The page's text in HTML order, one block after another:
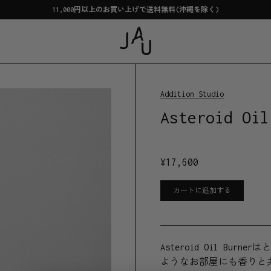
11,000円以上のお買い上げで送料無料(沖縄を除く)
Addition Studio
Asteroid Oil
¥17,600
カートに追加する
Asteroid Oil Burnerはと
ようなお部屋にも香り